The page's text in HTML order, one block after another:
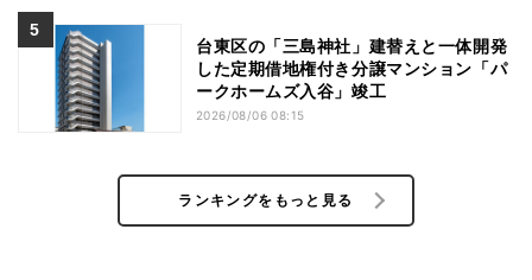
台東区の「三島神社」建替えと一体開発
した定期借地権付き分譲マンション「パ
ークホームズ入谷」竣工
2026/08/06 08:15
ランキングをもっと見る